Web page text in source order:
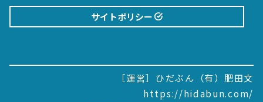
サイトポリシー
［運営］ひだぶん（有）肥田文
https://hidabun.com/